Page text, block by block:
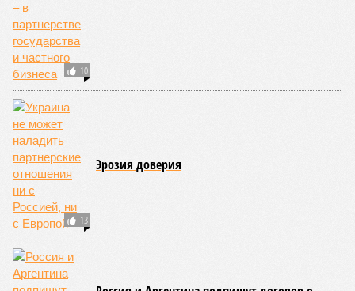
10
13
Эрозия доверия